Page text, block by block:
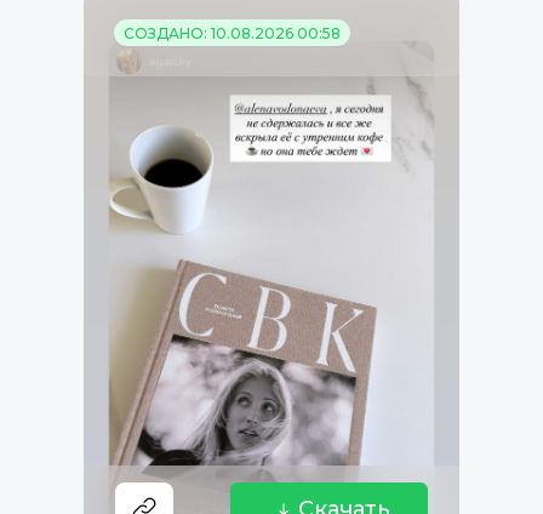
СОЗДАНО: 10.08.2026 00:58